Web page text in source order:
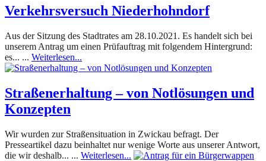
Verkehrsversuch Niederhohndorf
Aus der Sitzung des Stadtrates am 28.10.2021. Es handelt sich bei
unserem Antrag um einen Prüfauftrag mit folgendem Hintergrund:
es... ... Weiterlesen...
Straßenerhaltung – von Notlösungen und
Konzepten
Wir wurden zur Straßensituation in Zwickau befragt. Der
Presseartikel dazu beinhaltet nur wenige Worte aus unserer Antwort,
die wir deshalb... ... Weiterlesen...